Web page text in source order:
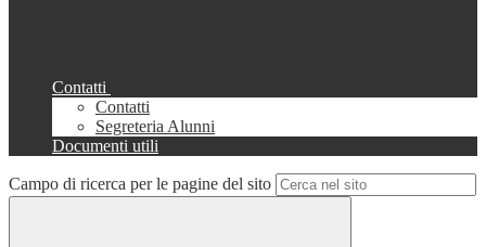
Contatti
Contatti
Segreteria Alunni
Documenti utili
Campo di ricerca per le pagine del sito